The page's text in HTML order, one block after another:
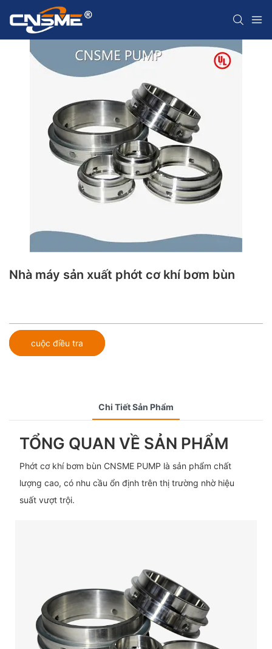
Nhà máy sản xuất phớt cơ khí bơm bùn
cuộc điều tra
Chi Tiết Sản Phẩm
TỔNG QUAN VỀ SẢN PHẨM
Phớt cơ khí bơm bùn CNSME PUMP là sản phẩm chất
lượng cao, có nhu cầu ổn định trên thị trường nhờ hiệu
suất vượt trội.